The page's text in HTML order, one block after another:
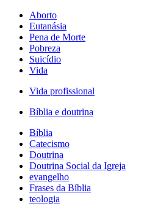
Aborto
Eutanásia
Pena de Morte
Pobreza
Suicídio
Vida
Vida profissional
Bíblia e doutrina
Bíblia
Catecismo
Doutrina
Doutrina Social da Igreja
evangelho
Frases da Bíblia
teologia